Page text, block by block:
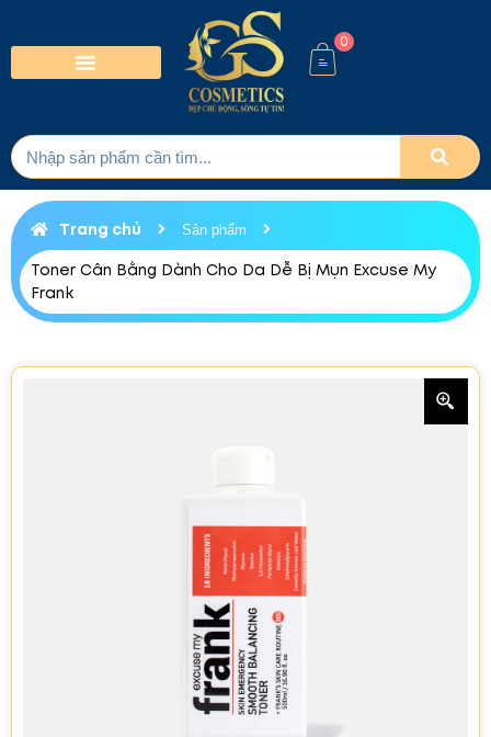
0
Trang chủ Sản phẩm
Toner Cân Bằng Dành Cho Da Dễ Bị Mụn Excuse My
Frank